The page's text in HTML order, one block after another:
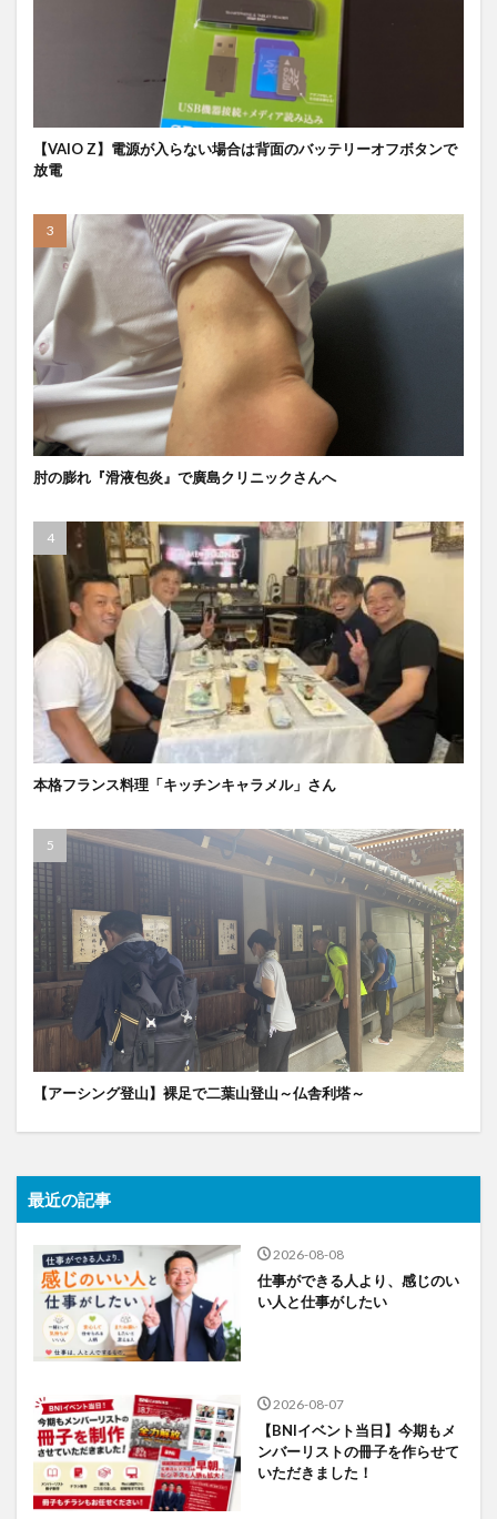
【VAIO Z】電源が入らない場合は背面のバッテリーオフボタンで
放電
肘の膨れ『滑液包炎』で廣島クリニックさんへ
本格フランス料理「キッチンキャラメル」さん
【アーシング登山】裸足で二葉山登山～仏舎利塔～
最近の記事
2026-08-08
仕事ができる人より、感じのい
い人と仕事がしたい
2026-08-07
【BNIイベント当日】今期もメ
ンバーリストの冊子を作らせて
いただきました！